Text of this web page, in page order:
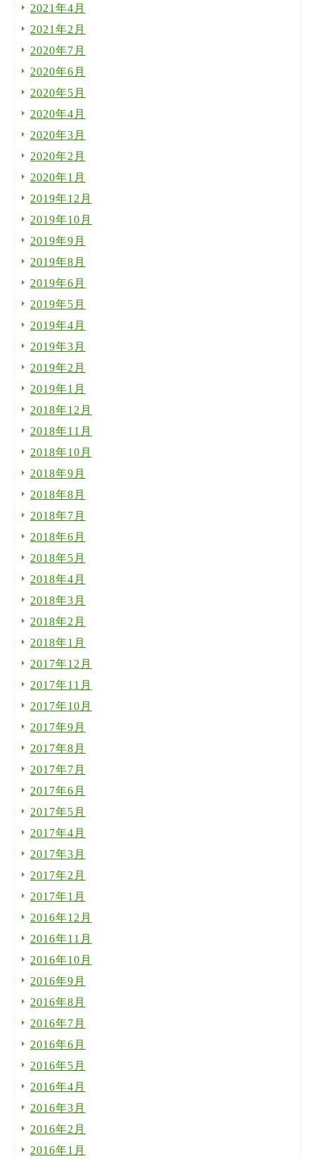
2021年4月
2021年2月
2020年7月
2020年6月
2020年5月
2020年4月
2020年3月
2020年2月
2020年1月
2019年12月
2019年10月
2019年9月
2019年8月
2019年6月
2019年5月
2019年4月
2019年3月
2019年2月
2019年1月
2018年12月
2018年11月
2018年10月
2018年9月
2018年8月
2018年7月
2018年6月
2018年5月
2018年4月
2018年3月
2018年2月
2018年1月
2017年12月
2017年11月
2017年10月
2017年9月
2017年8月
2017年7月
2017年6月
2017年5月
2017年4月
2017年3月
2017年2月
2017年1月
2016年12月
2016年11月
2016年10月
2016年9月
2016年8月
2016年7月
2016年6月
2016年5月
2016年4月
2016年3月
2016年2月
2016年1月